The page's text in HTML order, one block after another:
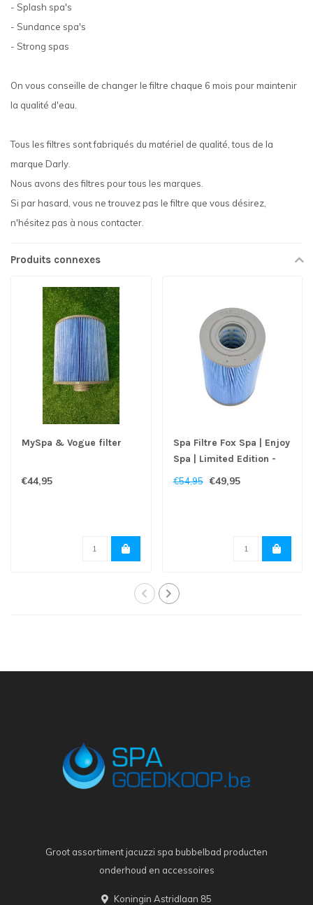
- Splash spa's
- Sundance spa's
- Strong spas
On vous conseille de changer le filtre chaque 6 mois pour maintenir
la qualité d'eau.
Tous les filtres sont fabriqués du matériel de qualité, tous de la
marque Darly.
Nous avons des filtres pour tous les marques.
Si par hasard, vous ne trouvez pas le filtre que vous désirez,
n'hésitez pas à nous contacter.
Produits connexes
MySpa & Vogue filter
€44,95
Spa Filtre Fox Spa | Enjoy
Spa | Limited Edition -
Copy
€54,95 €49,95
Groot assortiment jacuzzi spa bubbelbad producten
onderhoud en accessoires
Koningin Astridlaan 85